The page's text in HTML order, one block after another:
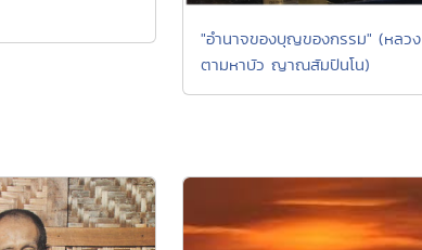
"อำนาจของบุญของกรรม" (หลวง
ตามหาบัว ญาณสัมปันโน)